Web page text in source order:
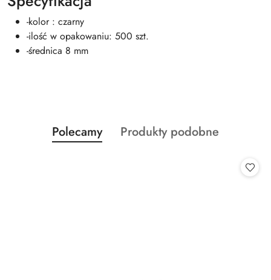
-kolor : czarny
-ilość w opakowaniu: 500 szt.
-średnica 8 mm
Pomiń karuzelę produktów
Produkty
o
Polecamy
Produkty
Produkty podobne